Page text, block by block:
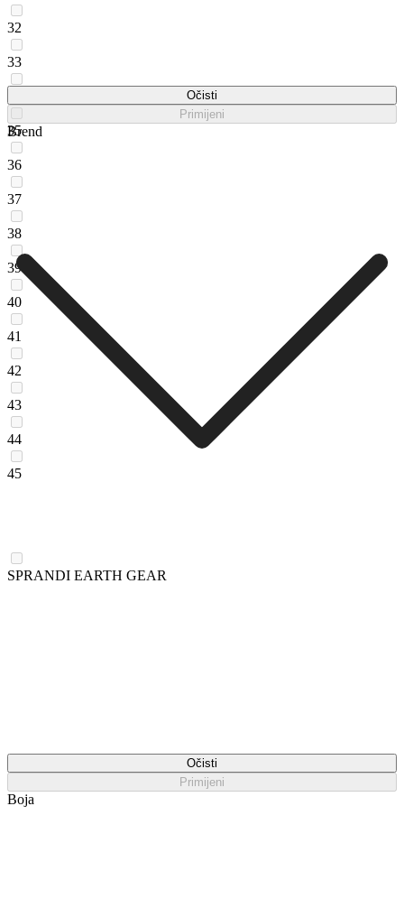
32
33
35
36
37
38
39
40
41
42
43
44
45
Očisti
Primijeni
Brend
SPRANDI EARTH GEAR
Očisti
Primijeni
Boja